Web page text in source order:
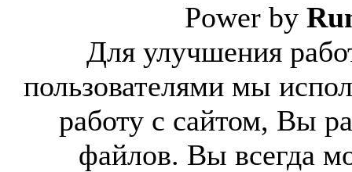
Power by
Для улучшения
пользователями мы
работу с сайтом, Вы
файлов. Вы всегда